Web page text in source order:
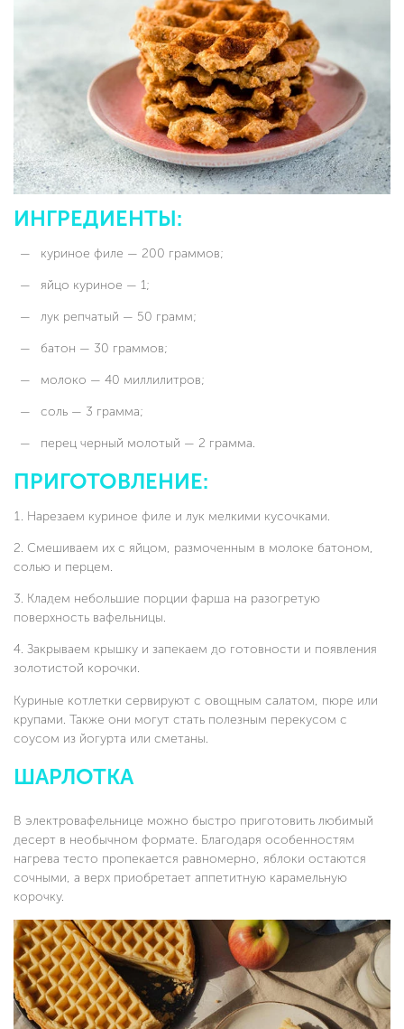
ИНГРЕДИЕНТЫ:
куриное филе — 200 граммов;
яйцо куриное — 1;
лук репчатый — 50 грамм;
батон — 30 граммов;
молоко — 40 миллилитров;
соль — 3 грамма;
перец черный молотый — 2 грамма.
ПРИГОТОВЛЕНИЕ:
Нарезаем куриное филе и лук мелкими кусочками.
Смешиваем их с яйцом, размоченным в молоке батоном,
солью и перцем.
Кладем небольшие порции фарша на разогретую
поверхность вафельницы.
Закрываем крышку и запекаем до готовности и появления
золотистой корочки.
Куриные котлетки сервируют с овощным салатом, пюре или
крупами. Также они могут стать полезным перекусом с
соусом из йогурта или сметаны.
ШАРЛОТКА
В электровафельнице можно быстро приготовить любимый
десерт в необычном формате. Благодаря особенностям
нагрева тесто пропекается равномерно, яблоки остаются
сочными, а верх приобретает аппетитную карамельную
корочку.